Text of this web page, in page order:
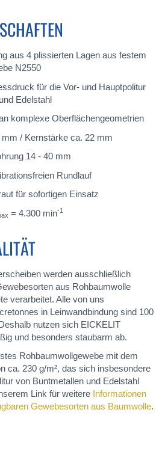
aus 4 plissierten Lagen aus festem
N2550
für die Vor- und Hauptpolitur
Edelstahl
komplexe Oberflächengeometrien
/ Kernstärke ca. 22 mm
14 - 40 mm
Rundlauf
für sofortigen Einsatz
= 4.300 min-1
werden ausschließlich
aus Rohbaumwolle
verarbeitet. Alle von uns
in Leinwandbindung sind 100
nutzen sich EICKELIT
und besonders staubarm ab.
Rohbaumwollgewebe mit dem
ca. 230 g/m², das sich insbesondere
von Buntmetallen und Edelstahl
Link für weitere Informationen
Gewebesorten aus Baumwolle.